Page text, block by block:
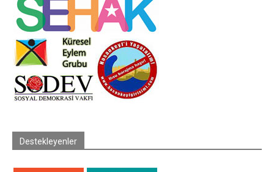
Destekleyenler